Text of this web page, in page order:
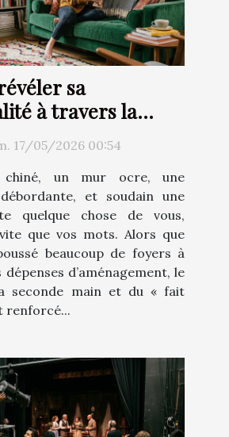
sa
à travers la
d’intérieur ?
17/05/2026 00:54
chiné, un mur ocre, une
et soudain une
quelque chose de vous,
que vos mots. Alors que
beaucoup de foyers à
d’aménagement, le
seconde main et du « fait
renforcé...